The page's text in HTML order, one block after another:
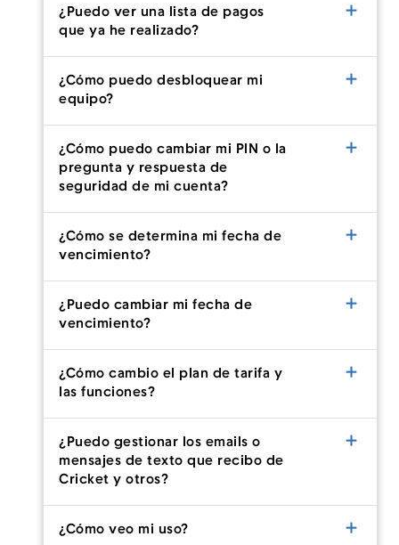
¿Puedo ver una lista de pagos
que ya he realizado?
¿Cómo puedo desbloquear mi
equipo?
¿Cómo puedo cambiar mi PIN o la
pregunta y respuesta de
seguridad de mi cuenta?
¿Cómo se determina mi fecha de
vencimiento?
¿Puedo cambiar mi fecha de
vencimiento?
¿Cómo cambio el plan de tarifa y
las funciones?
¿Puedo gestionar los emails o
mensajes de texto que recibo de
Cricket y otros?
¿Cómo veo mi uso?